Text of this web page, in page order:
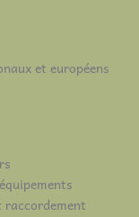
et européens